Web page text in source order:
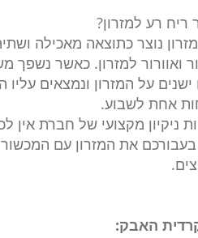
ריח רע למזרון?
נוצר כתוצאה מאכילה
ואוורור למזרון. כאשר
על המזרון ונמצאים עליו
אחת לשבוע.
ניקיון מקצועי של חברת אין
בעבורכם את המזרון עם
האבק: